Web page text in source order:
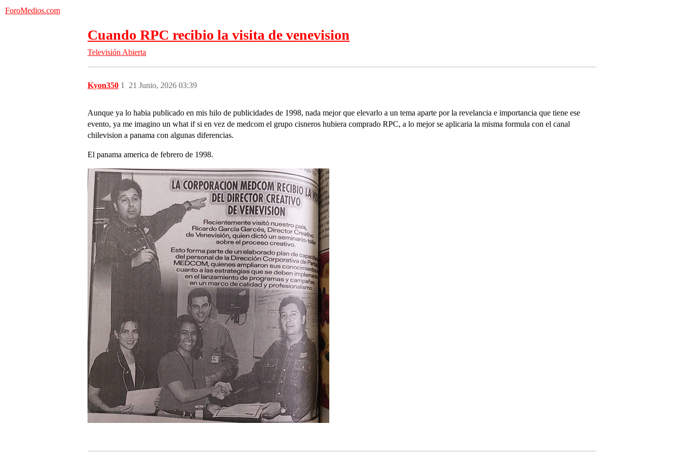
ForoMedios.com
Cuando RPC recibio la visita de venevision
Televisión Abierta
Kyon350 21 Junio, 2026 03:39
1
Aunque ya lo habia publicado en mis hilo de publicidades de 1998, nada mejor que elevarlo a un tema aparte por la revelancia e importancia que tiene ese
evento, ya me imagino un what if si en vez de medcom el grupo cisneros hubiera comprado RPC, a lo mejor se aplicaria la misma formula con el canal
chilevision a panama con algunas diferencias.
El panama america de febrero de 1998.